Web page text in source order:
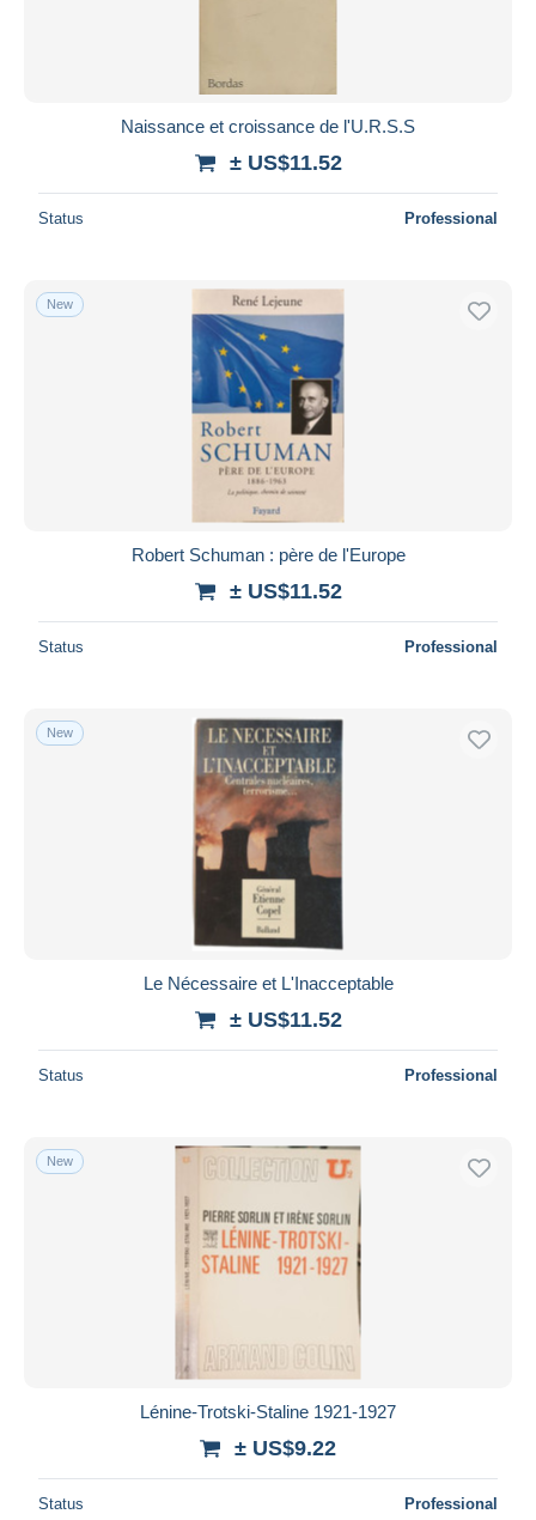
Naissance et croissance de l'U.R.S.S
± US$11.52
Status Professional
New
Robert Schuman : père de l'Europe
± US$11.52
Status Professional
New
Le Nécessaire et L'Inacceptable
± US$11.52
Status Professional
New
Lénine-Trotski-Staline 1921-1927
± US$9.22
Status Professional